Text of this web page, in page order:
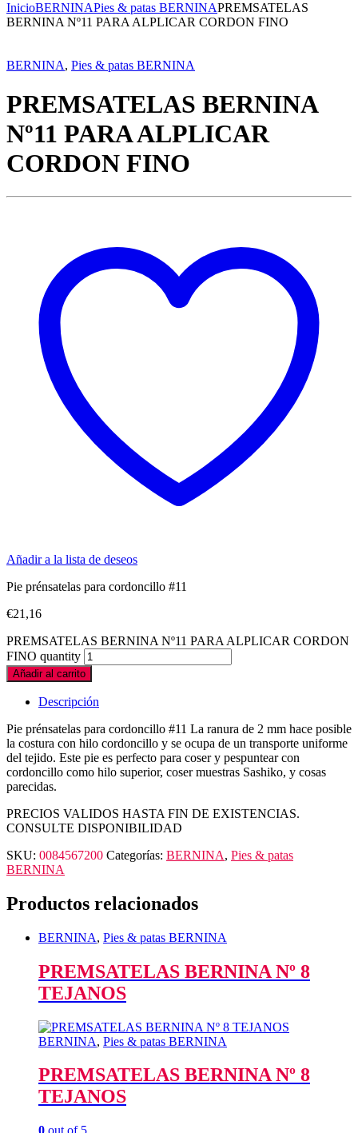
InicioBERNINAPies & patas BERNINAPREMSATELAS
BERNINA Nº11 PARA ALPLICAR CORDON FINO
BERNINA, Pies & patas BERNINA
PREMSATELAS BERNINA
Nº11 PARA ALPLICAR
CORDON FINO
Añadir a la lista de deseos
Pie prénsatelas para cordoncillo #11
€21,16
PREMSATELAS BERNINA Nº11 PARA ALPLICAR CORDON
FINO quantity
Añadir al carrito
Descripción
Pie prénsatelas para cordoncillo #11 La ranura de 2 mm hace posible
la costura con hilo cordoncillo y se ocupa de un transporte uniforme
del tejido. Este pie es perfecto para coser y pespuntear con
cordoncillo como hilo superior, coser muestras Sashiko, y cosas
parecidas.
PRECIOS VALIDOS HASTA FIN DE EXISTENCIAS.
CONSULTE DISPONIBILIDAD
SKU: 0084567200 Categorías: BERNINA, Pies & patas
BERNINA
Productos relacionados
BERNINA, Pies & patas BERNINA
PREMSATELAS BERNINA Nº 8
TEJANOS
BERNINA, Pies & patas BERNINA
PREMSATELAS BERNINA Nº 8
TEJANOS